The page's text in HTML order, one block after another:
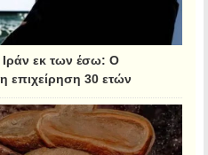
εκ των έσω: Ο
επιχείρηση 30 ετών